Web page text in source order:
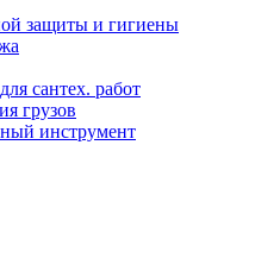
защиты и гигиены
сантех. работ
грузов
инструмент